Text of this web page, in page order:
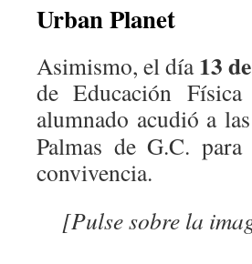
Urban Planet
Asimismo, el día13
de Educación
alumnado acudió a
Palmas de G.C.
convivencia.
[Pulse sobre la